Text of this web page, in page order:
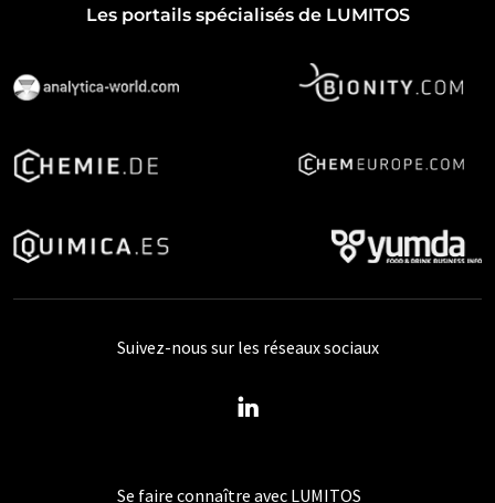
Les portails spécialisés de LUMITOS
Se faire connaître avec LUMITOS
Suivez-nous sur les réseaux sociaux